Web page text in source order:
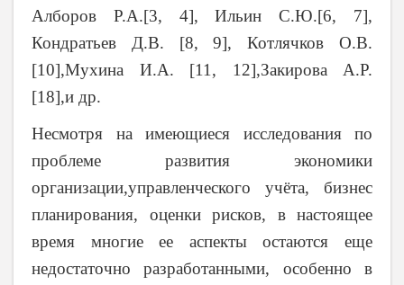
Алборов Р.А.[3, 4], Ильин С.Ю.[6, 7],
Кондратьев Д.В. [8, 9], Котлячков О.В.
[10],Мухина И.А. [11, 12],Закирова А.Р.
[18],и др.
Несмотря на имеющиеся исследования по
проблеме развития экономики
организации,управленческого учёта, бизнес
планирования, оценки рисков, в настоящее
время многие ее аспекты остаются еще
недостаточно разработанными, особенно в